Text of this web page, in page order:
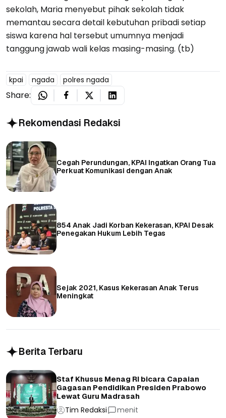
sekolah, Maria menyebut pihak sekolah tidak
memantau secara detail kebutuhan pribadi setiap
siswa karena hal tersebut umumnya menjadi
tanggung jawab wali kelas masing-masing. (tb)
kpai ngada polres ngada
Share:
Rekomendasi Redaksi
Cegah Perundungan, KPAI Ingatkan Orang Tua
Perkuat Komunikasi dengan Anak
854 Anak Jadi Korban Kekerasan, KPAI Desak
Penegakan Hukum Lebih Tegas
Sejak 2021, Kasus Kekerasan Anak Terus
Meningkat
Berita Terbaru
Staf Khusus Menag RI bicara Capaian
Gagasan Pendidikan Presiden Prabowo
Lewat Guru Madrasah
Tim Redaksi menit